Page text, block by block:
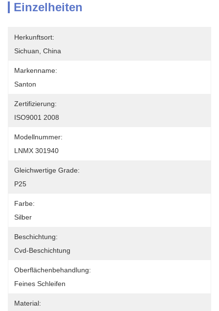
Einzelheiten
Herkunftsort:
Sichuan, China
Markenname:
Santon
Zertifizierung:
ISO9001 2008
Modellnummer:
LNMX 301940
Gleichwertige Grade:
P25
Farbe:
Silber
Beschichtung:
Cvd-Beschichtung
Oberflächenbehandlung:
Feines Schleifen
Material: